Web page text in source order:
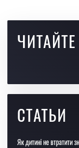
СТАТЬИ
Як дитині не втратити